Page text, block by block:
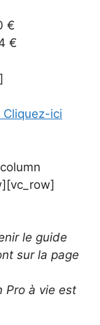
€
€
ici
le guide
sur la page
Pro à vie est